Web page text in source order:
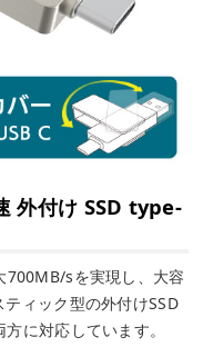
外付け SSD type-
sを実現し、大容
ィック型の外付けSSD
に対応しています。